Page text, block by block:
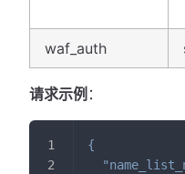
waf_auth
请求示例 ：
{